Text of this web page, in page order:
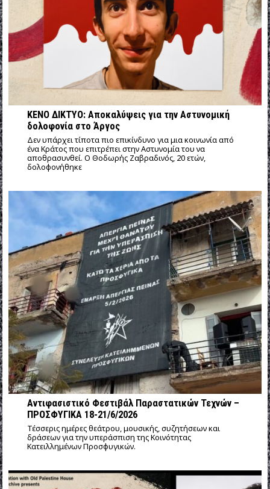
ΚΕΝΟ ΔΙΚΤΥΟ: Αποκαλύψεις για την Αστυνομική
δολοφονία στο Άργος
Δεν υπάρχει τίποτα πιο επικίνδυνο για μια κοινωνία από
ένα Κράτος που επιτρέπει στην Αστυνομία του να
αποθρασυνθεί. Ο Θοδωρής Ζαβραδινός, 20 ετών,
δολοφονήθηκε
Αντιφασιστικό Φεστιβάλ Παραστατικών Τεχνών –
ΠΡΟΣΦΥΓΙΚΑ 18-21/6/2026
Τέσσερις ημέρες θεάτρου, μουσικής, συζητήσεων και
δράσεων για την υπεράσπιση της Κοινότητας
Κατειλλημένων Προσφυγικών.